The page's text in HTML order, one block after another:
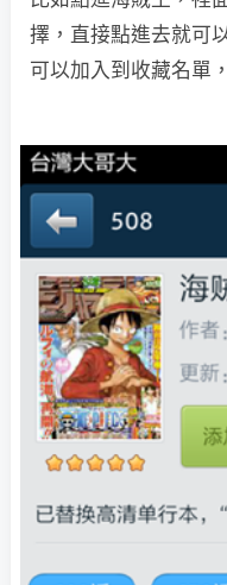
擇，直接點進去就可
可以加入到收藏名單